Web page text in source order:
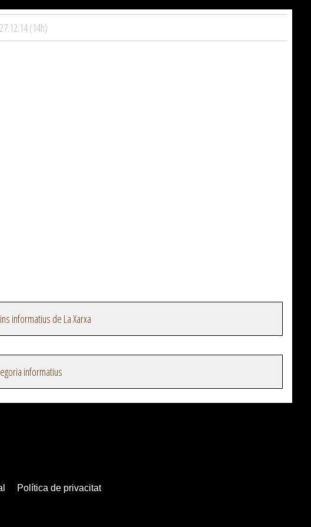
(14h)
informatius de La Xarxa
informatius
Política de privacitat